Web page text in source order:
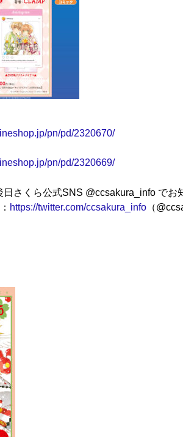
pn/pd/2320670/
pn/pd/2320669/
さくら公式SNS @ccsakura_info でお
https://twitter.com/ccsakura_info （